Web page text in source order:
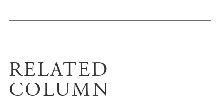
RELATED
COLUMN